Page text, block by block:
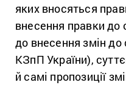
яких вносяться
внесення правки до
до внесення змін до
КЗпП України),
й самі пропозиції